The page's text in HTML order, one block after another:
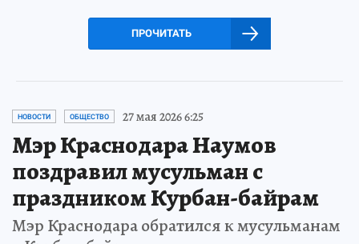
ПРОЧИТАТЬ
НОВОСТИ ОБЩЕСТВО 27 мая 2026 6:25
Мэр Краснодара Наумов
поздравил мусульман с
праздником Курбан-байрам
Мэр Краснодара обратился к мусульманам